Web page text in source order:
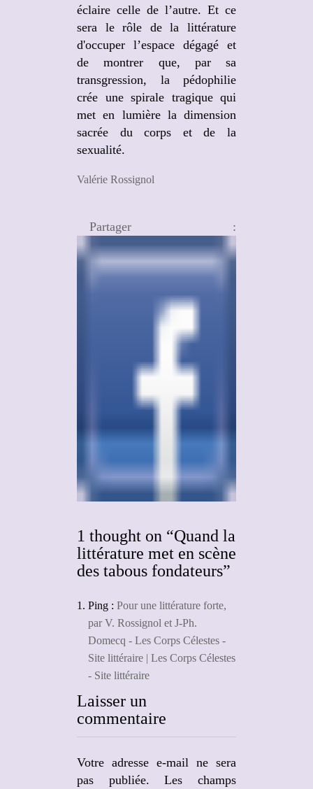
éclaire celle de l’autre. Et ce
sera le rôle de la littérature
d'occuper l’espace dégagé et
de montrer que, par sa
transgression, la pédophilie
crée une spirale tragique qui
met en lumière la dimension
sacrée du corps et de la
sexualité.
Valérie Rossignol
Partager :
1 thought on “Quand la
littérature met en scène
des tabous fondateurs”
Ping : Pour une littérature forte,
par V. Rossignol et J-Ph.
Domecq - Les Corps Célestes -
Site littéraire | Les Corps Célestes
- Site littéraire
Laisser un
commentaire
Votre adresse e-mail ne sera
pas publiée.
Les champs